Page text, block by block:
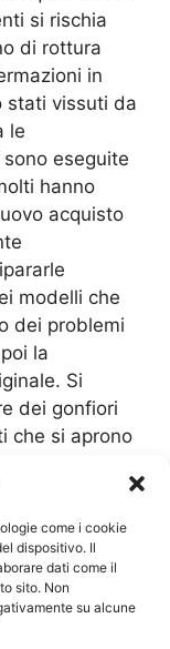
come i cookie
dispositivo. Il
dati come il
sito. Non
su alcune
si rischia
di rottura
in
stati vissuti da
le
eseguite
hanno
acquisto
modelli che
dei problemi
la
Si
dei gonfiori
che si aprono
che ha
di
un ottimo
ma per